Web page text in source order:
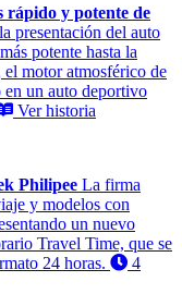
rápido y potente de
presentación del auto
potente hasta la
motor atmosférico de
en un auto deportivo
Ver historia
Philipee La firma
y modelos con
un nuevo
Travel Time, que se
24 horas.
4